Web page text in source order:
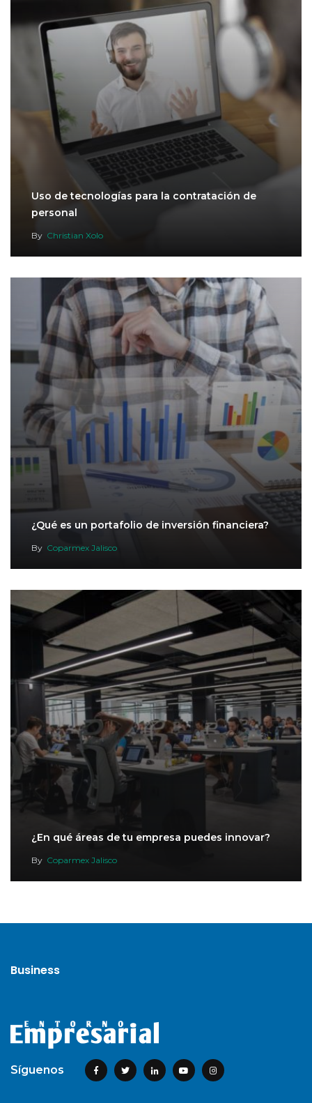
Uso de tecnologías para la contratación de
personal
By Christian Xolo
¿Qué es un portafolio de inversión financiera?
By Coparmex Jalisco
¿En qué áreas de tu empresa puedes innovar?
By Coparmex Jalisco
Business
Síguenos